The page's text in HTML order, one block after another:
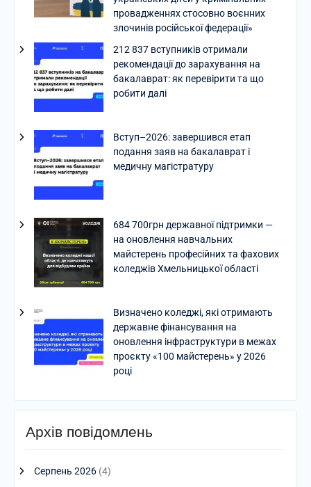
провадженнях стосовно воєнних
злочинів російської федерації»
212 837 вступників отримали
рекомендації до зарахування на
бакалаврат: як перевірити та що
робити далі
Вступ–2026: завершився етап
подання заяв на бакалаврат і
медичну магістратуру
684 700грн державної підтримки —
на оновлення навчальних
майстерень професійних та фахових
коледжів Хмельницької області
Визначено коледжі, які отримають
державне фінансування на
оновлення інфраструктури в межах
проєкту «100 майстерень» у 2026
році
Архів повідомлень
Серпень 2026(4)